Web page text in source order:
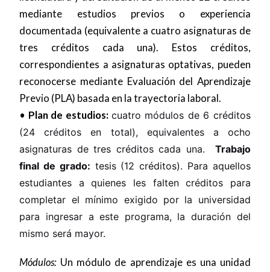
mediante estudios previos o experiencia
documentada (equivalente a cuatro asignaturas de
tres créditos cada una). Estos créditos,
correspondientes a asignaturas optativas, pueden
reconocerse mediante Evaluación del Aprendizaje
Previo (PLA) basada en la trayectoria laboral.
• Plan de estudios: cuatro módulos de 6 créditos
(24 créditos en total), equivalentes a ocho
asignaturas de tres créditos cada una. Trabajo
final de grado: tesis (12 créditos). Para aquellos
estudiantes a quienes les falten créditos para
completar el mínimo exigido por la universidad
para ingresar a este programa, la duración del
mismo será mayor.
Módulos: Un módulo de aprendizaje es una unidad